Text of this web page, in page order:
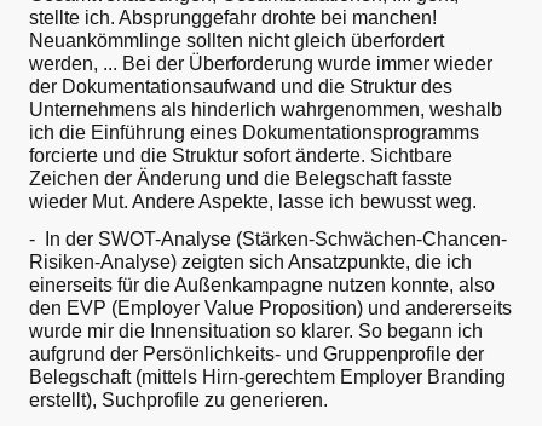
stellte ich. Absprunggefahr drohte bei manchen!
Neuankömmlinge sollten nicht gleich überfordert
werden, ... Bei der Überforderung wurde immer wieder
der Dokumentationsaufwand und die Struktur des
Unternehmens als hinderlich wahrgenommen, weshalb
ich die Einführung eines Dokumentationsprogramms
forcierte und die Struktur sofort änderte. Sichtbare
Zeichen der Änderung und die Belegschaft fasste
wieder Mut. Andere Aspekte, lasse ich bewusst weg.
- In der SWOT-Analyse (Stärken-Schwächen-Chancen-
Risiken-Analyse) zeigten sich Ansatzpunkte, die ich
einerseits für die Außenkampagne nutzen konnte, also
den EVP (Employer Value Proposition) und andererseits
wurde mir die Innensituation so klarer. So begann ich
aufgrund der Persönlichkeits- und Gruppenprofile der
Belegschaft (mittels Hirn-gerechtem Employer Branding
erstellt), Suchprofile zu generieren.